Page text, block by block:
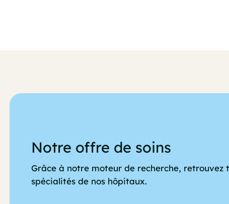
Notre offre de soins
Grâce à notre moteur de recherche, retrouvez
spécialités de nos hôpitaux.